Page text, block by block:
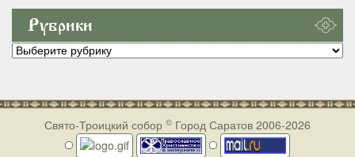
Рубрики
Рубрики
Свято-Троицкий собор © Город Саратов 2006-2026